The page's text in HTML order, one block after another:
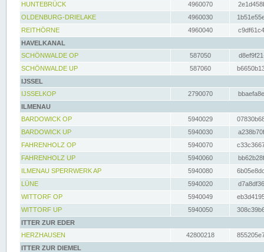
HUNTEBRÜCK
4960070
OLDENBURG-DRIELAKE
4960030
REITHÖRNE
4960040
HAVELKANAL
SCHÖNWALDE OP
587050
SCHÖNWALDE UP
587060
IJSSEL
IJSSELKOP
2790070
ILMENAU
BARDOWICK OP
5940029
BARDOWICK UP
5940030
FAHRENHOLZ OP
5940070
FAHRENHOLZ UP
5940060
ILMENAU SPERRWERK AP
5940080
LÜNE
5940020
WITTORF OP
5940049
WITTORF UP
5940050
ITTER ZUR EDER
HERZHAUSEN
42800218
ITTER ZUR DIEMEL